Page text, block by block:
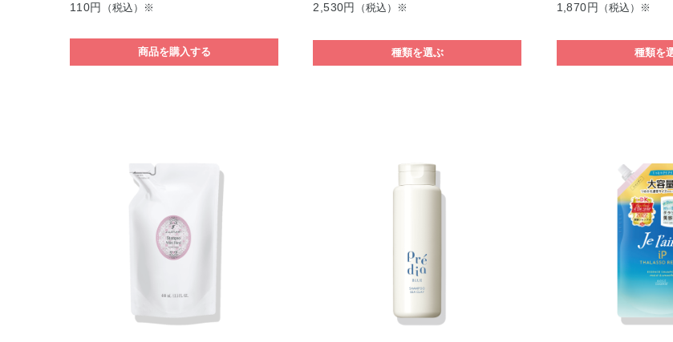
110円 （税込）※
商品を購入する
2,530円 （税込）※
種類を選ぶ
1,870円
（税込）※
種類を